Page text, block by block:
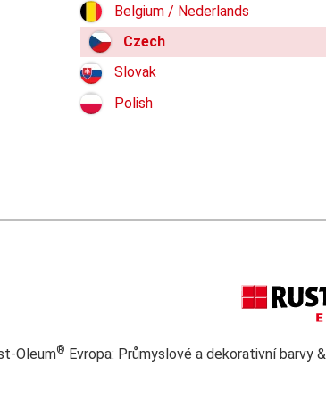
Belgium / Nederlands
Czech
Slovak
Polish
Oleum® Evropa: Průmyslové a dekorativní barvy